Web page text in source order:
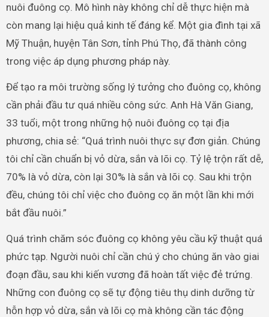
nuôi đuông cọ. Mô hình này không chỉ dễ thực hiện mà
còn mang lại hiệu quả kinh tế đáng kể. Một gia đình tại xã
Mỹ Thuận, huyện Tân Sơn, tỉnh Phú Thọ, đã thành công
trong việc áp dụng phương pháp này.
Để tạo ra môi trường sống lý tưởng cho đuông cọ, không
cần phải đầu tư quá nhiều công sức. Anh Hà Văn Giang,
33 tuổi, một trong những hộ nuôi đuông cọ tại địa
phương, chia sẻ: “Quá trình nuôi thực sự đơn giản. Chúng
tôi chỉ cần chuẩn bị vỏ dừa, sắn và lõi cọ. Tỷ lệ trộn rất dễ,
70% là vỏ dừa, còn lại 30% là sắn và lõi cọ. Sau khi trộn
đều, chúng tôi chỉ việc cho đuông cọ ăn một lần khi mới
bắt đầu nuôi.”
Quá trình chăm sóc đuông cọ không yêu cầu kỹ thuật quá
phức tạp. Người nuôi chỉ cần chú ý cho chúng ăn vào giai
đoạn đầu, sau khi kiến vương đã hoàn tất việc đẻ trứng.
Những con đuông cọ sẽ tự động tiêu thụ dinh dưỡng từ
hỗn hợp vỏ dừa, sắn và lõi cọ mà không cần tác động